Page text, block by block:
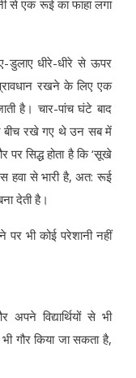
से एक रूई का फाहा लगा
डुलाए धीरे-धीरे से ऊपर
रखने के लिए एक
है। चार-पांच घंटे बाद
बीच रखे गए थे उन सब में
सिद्ध होता है कि ‘सूखे
हवा से भारी है, अत: रूई
देती है।
भी कोई परेशानी नहीं
विद्यार्थियों से भी
गौर किया जा सकता है,